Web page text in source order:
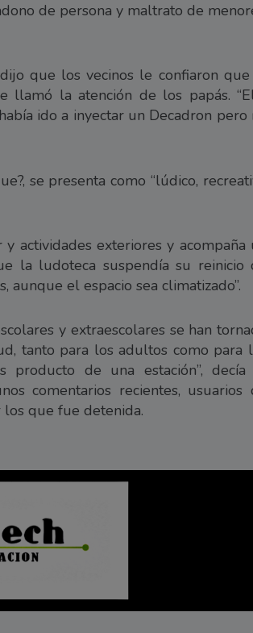
de persona y maltrato de
que los vecinos le confiaron
llamó la atención de los papás.
ido a inyectar un Decadron pero
se presenta como “lúdico,
actividades exteriores y acompaña
la ludoteca suspendía su reinicio
el espacio sea climatizado”.
y extraescolares se han
tanto para los adultos como para
producto de una estación”,
comentarios recientes, usuarios
que fue detenida.